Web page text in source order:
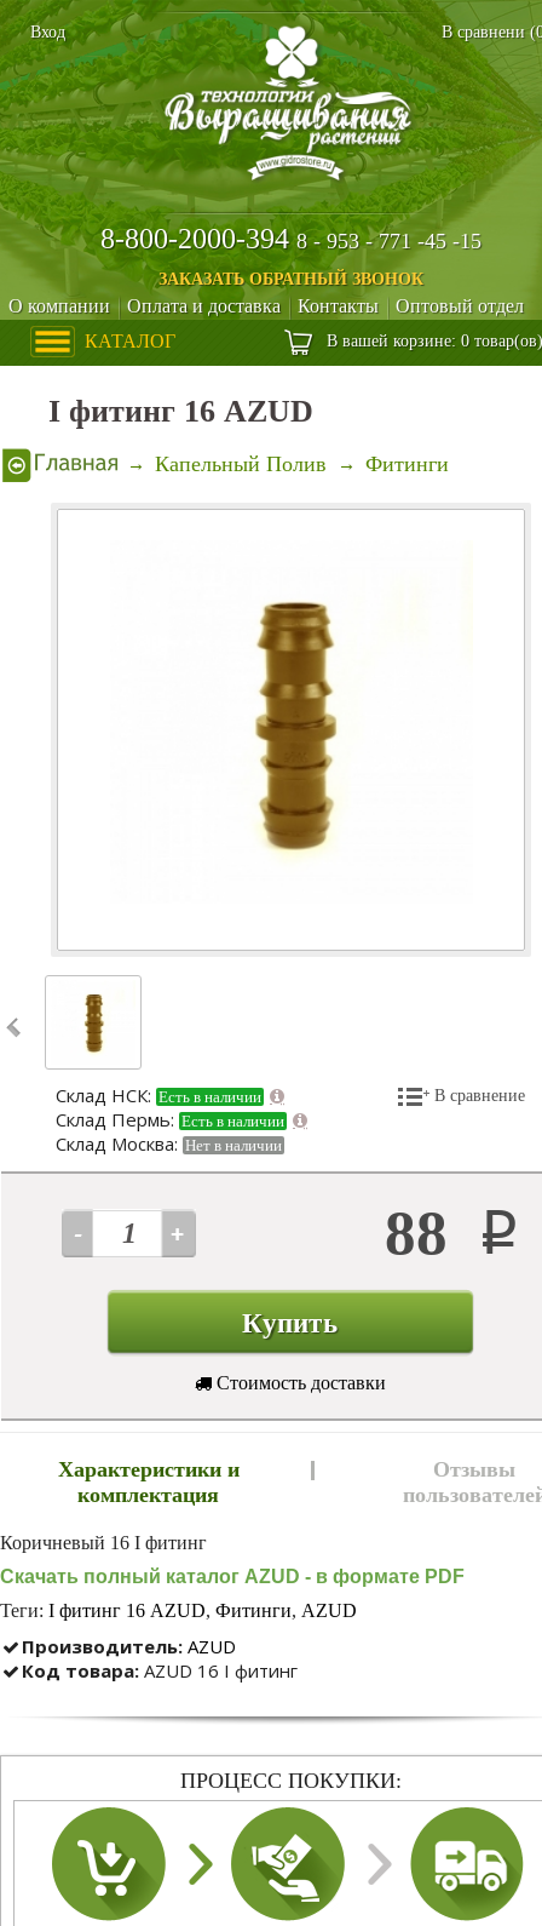
КАТАЛОГ В вашей корзине: 0 товар(ов)
8-800-2000-3948 - 953 - 771 -45 -15
ЗАКАЗАТЬ ОБРАТНЫЙ ЗВОНОК
О компании Оплата и доставка Контакты Оптовый отдел
В сравнени (
Вход
I фитинг 16 AZUD
Капельный Полив Фитинги
Склад НСК: Есть в наличии
Склад Пермь: Есть в наличии
Склад Москва: Нет в наличии
В сравнение
88 Р
Купить
Стоимость доставки
Характеристики и
комплектация
Отзывы
Коричневый 16 I фитинг
Скачать полный каталог AZUD - в формате PDF
Теги: I фитинг 16 AZUD, Фитинги, AZUD
Производитель: AZUD
Код товара: AZUD 16 I фитинг
ПРОЦЕСС ПОКУПКИ: